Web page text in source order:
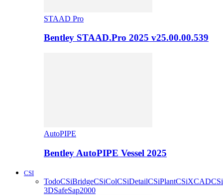
STAAD Pro
Bentley STAAD.Pro 2025 v25.00.00.539
AutoPIPE
Bentley AutoPIPE Vessel 2025
CSI
TodoCSiBridgeCSiColCSiDetailCSiPlantCSiXCAD
3DSafeSap2000